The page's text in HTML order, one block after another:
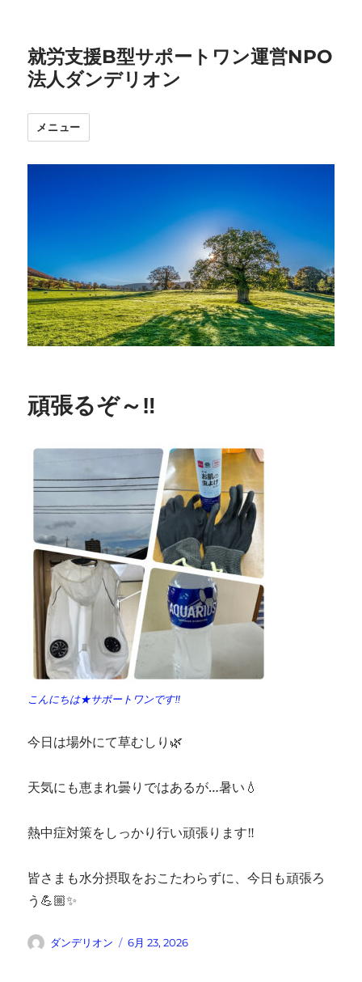
就労支援B型サポートワン運営NPO
法人ダンデリオン
メニュー
頑張るぞ～‼️
こんにちは★サポートワンです‼️
今日は場外にて草むしり🌿
天気にも恵まれ曇りではあるが…暑い💧
熱中症対策をしっかり行い頑張ります‼️
皆さまも水分摂取をおこたわらずに、今日も頑張ろ
う💪🏼✨
投
ダンデリオン
投
6月 23, 2026